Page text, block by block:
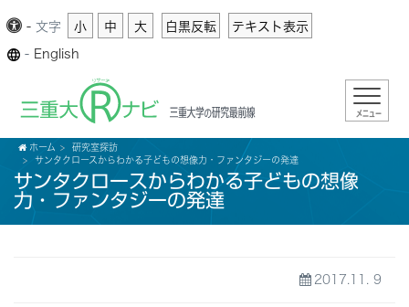
- 文字 小 中 大 白黒反転 テキスト表示
- English
メニュー
ホーム
研究室探訪
サンタクロースからわかる子どもの想像力・ファンタジーの発達
サンタクロースからわかる子どもの想像
力・ファンタジーの発達
2017.11. 9